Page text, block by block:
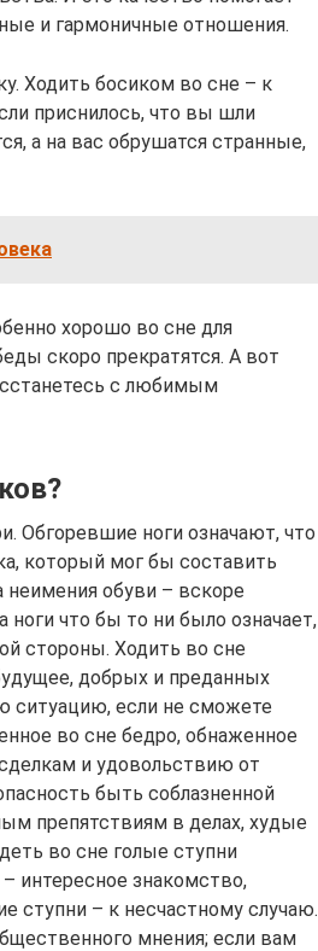
и гармоничные отношения.
Ходить босиком во сне – к
приснилось, что вы шли
а на вас обрушатся странные,
хорошо во сне для
скоро прекратятся. А вот
с любимым
Обгоревшие ноги означают, что
который мог бы составить
обуви – вскоре
ноги что бы то ни было означает,
стороны. Ходить во сне
добрых и преданных
ситуацию, если не сможете
во сне бедро, обнаженное
и удовольствию от
быть соблазненной
препятствиям в делах, худые
во сне голые ступни
интересное знакомство,
ступни – к несчастному случаю.
мнения; если вам